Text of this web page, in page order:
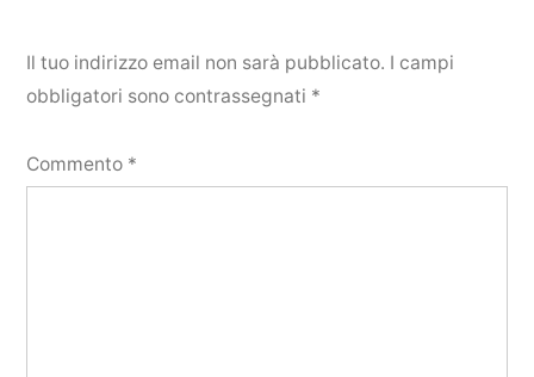
Il tuo indirizzo email non sarà pubblicato. I campi
obbligatori sono contrassegnati *
Commento *